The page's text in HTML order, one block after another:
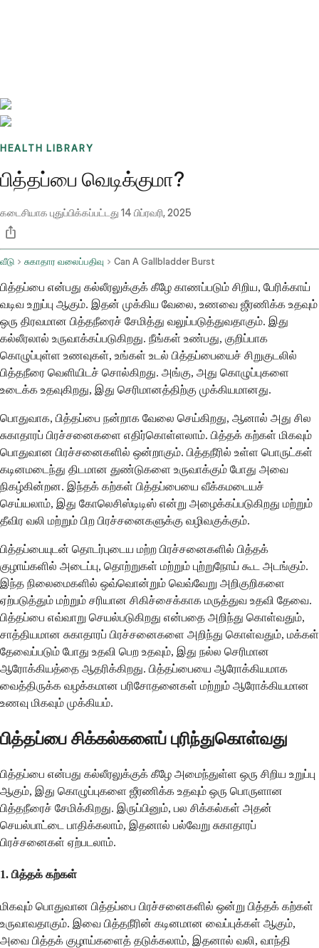
HEALTH LIBRARY
பித்தப்பை வெடிக்குமா?
கடைசியாக புதுப்பிக்கப்பட்டது 14 பிப்ரவரி, 2025
வீடு சுகாதார வலைப்பதிவு Can A Gallbladder Burst
பித்தப்பை என்பது கல்லீரலுக்குக் கீழே காணப்படும் சிறிய, பேரிக்காய்
வடிவ உறுப்பு ஆகும். இதன் முக்கிய வேலை, உணவை ஜீரணிக்க உதவும்
ஒரு திரவமான பித்தநீரைச் சேமித்து வலுப்படுத்துவதாகும். இது
கல்லீரலால் உருவாக்கப்படுகிறது. நீங்கள் உண்பது, குறிப்பாக
கொழுப்புள்ள உணவுகள், உங்கள் உடல் பித்தப்பையைச் சிறுகுடலில்
பித்தநீரை வெளியிடச் சொல்கிறது. அங்கு, அது கொழுப்புகளை
உடைக்க உதவுகிறது, இது செரிமானத்திற்கு முக்கியமானது.
பொதுவாக, பித்தப்பை நன்றாக வேலை செய்கிறது, ஆனால் அது சில
சுகாதாரப் பிரச்சனைகளை எதிர்கொள்ளலாம். பித்தக் கற்கள் மிகவும்
பொதுவான பிரச்சனைகளில் ஒன்றாகும். பித்தநீரில் உள்ள பொருட்கள்
கடினமடைந்து திடமான துண்டுகளை உருவாக்கும் போது அவை
நிகழ்கின்றன. இந்தக் கற்கள் பித்தப்பையை வீக்கமடையச்
செய்யலாம், இது கோலெசிஸ்டிடிஸ் என்று அழைக்கப்படுகிறது மற்றும்
தீவிர வலி மற்றும் பிற பிரச்சனைகளுக்கு வழிவகுக்கும்.
பித்தப்பையுடன் தொடர்புடைய மற்ற பிரச்சனைகளில் பித்தக்
குழாய்களில் அடைப்பு, தொற்றுகள் மற்றும் புற்றுநோய் கூட அடங்கும்.
இந்த நிலைமைகளில் ஒவ்வொன்றும் வெவ்வேறு அறிகுறிகளை
ஏற்படுத்தும் மற்றும் சரியான சிகிச்சைக்காக மருத்துவ உதவி தேவை.
பித்தப்பை எவ்வாறு செயல்படுகிறது என்பதை அறிந்து கொள்வதும்,
சாத்தியமான சுகாதாரப் பிரச்சனைகளை அறிந்து கொள்வதும், மக்கள்
தேவைப்படும் போது உதவி பெற உதவும், இது நல்ல செரிமான
ஆரோக்கியத்தை ஆதரிக்கிறது. பித்தப்பையை ஆரோக்கியமாக
வைத்திருக்க வழக்கமான பரிசோதனைகள் மற்றும் ஆரோக்கியமான
உணவு மிகவும் முக்கியம்.
பித்தப்பை சிக்கல்களைப் புரிந்துகொள்வது
பித்தப்பை என்பது கல்லீரலுக்குக் கீழே அமைந்துள்ள ஒரு சிறிய உறுப்பு
ஆகும், இது கொழுப்புகளை ஜீரணிக்க உதவும் ஒரு பொருளான
பித்தநீரைச் சேமிக்கிறது. இருப்பினும், பல சிக்கல்கள் அதன்
செயல்பாட்டை பாதிக்கலாம், இதனால் பல்வேறு சுகாதாரப்
பிரச்சனைகள் ஏற்படலாம்.
1. பித்தக் கற்கள்
மிகவும் பொதுவான பித்தப்பை பிரச்சனைகளில் ஒன்று பித்தக் கற்கள்
உருவாவதாகும். இவை பித்தநீரின் கடினமான வைப்புக்கள் ஆகும்,
அவை பித்தக் குழாய்களைத் தடுக்கலாம், இதனால் வலி, வாந்தி